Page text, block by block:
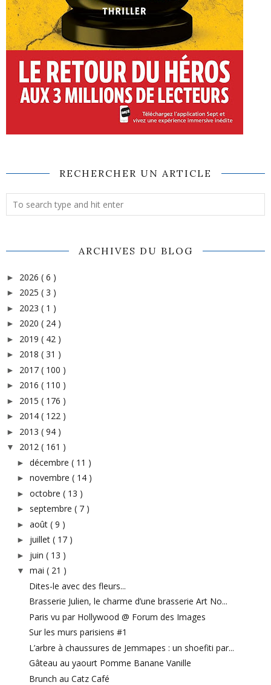
RECHERCHER UN ARTICLE
ARCHIVES DU BLOG
► 2026 ( 6 )
► 2025 ( 3 )
► 2023 ( 1 )
► 2020 ( 24 )
► 2019 ( 42 )
► 2018 ( 31 )
► 2017 ( 100 )
► 2016 ( 110 )
► 2015 ( 176 )
► 2014 ( 122 )
► 2013 ( 94 )
▼ 2012 ( 161 )
► décembre ( 11 )
► novembre ( 14 )
► octobre ( 13 )
► septembre ( 7 )
► août ( 9 )
► juillet ( 17 )
► juin ( 13 )
▼ mai ( 21 )
Dites-le avec des fleurs...
Brasserie Julien, le charme d’une brasserie Art No...
Paris vu par Hollywood @ Forum des Images
Sur les murs parisiens #1
L’arbre à chaussures de Jemmapes : un shoefiti par...
Gâteau au yaourt Pomme Banane Vanille
Brunch au Catz Café